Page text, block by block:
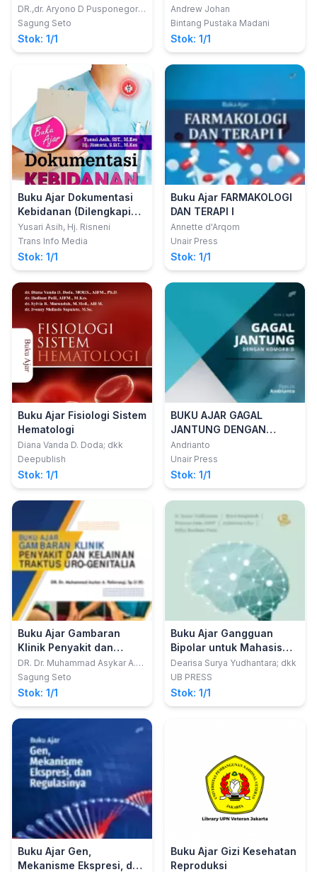
Prinsip Acute Care
Surgery Edisi 2
DR.,dr. Aryono D Pusponegoro
SpB (K) BD., FICS., FRCSEd (Ad
Hom).;Professor Emeritus
Sagung Seto
Stok: 1/1
Andrew Johan
Bintang Pustaka Madani
Stok: 1/1
Buku Ajar Dokumentasi
Kebidanan (Dilengkapi
dengan Format dan
Contoh
Pendokumentasian
Asuhan Kebidanan
Kehamilan, Persalinan,
Nifas, Bayi Baru Lahir,
Bayi dan Balita,
Gangguan Reproduksi
dan Keluarga Berencana)
Yusari Asih, Hj. Risneni
Trans Info Media
Stok: 1/1
Buku Ajar FARMAKOLOGI
DAN TERAPI I
Annette d'Arqom
Unair Press
Stok: 1/1
Buku Ajar Fisiologi Sistem
Hematologi
Diana Vanda D. Doda; dkk
Deepublish
Stok: 1/1
BUKU AJAR GAGAL
JANTUNG DENGAN
KOMORBID
Andrianto
Unair Press
Stok: 1/1
Buku Ajar Gambaran
Klinik Penyakit dan
Kelainan Traktus
Urogenitalia
DR. Dr. Muhammad Asykar A.
Palinrungi, Sp.U. (K).
Sagung Seto
Stok: 1/1
Buku Ajar Gangguan
Bipolar untuk Mahasiswa
Kedokteran
Dearisa Surya Yudhantara; dkk
UB PRESS
Stok: 1/1
Buku Ajar Gen,
Mekanisme Ekspresi, dan
Buku Ajar Gizi Kesehatan
Reproduksi